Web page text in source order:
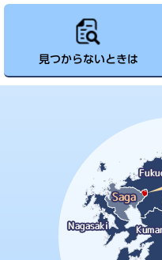
見つからないときは